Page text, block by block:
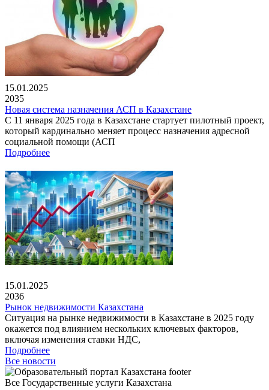
15.01.2025
2035
Новая система назначения АСП в Казахстане
С 11 января 2025 года в Казахстане стартует пилотный проект,
который кардинально меняет процесс назначения адресной
социальной помощи (АСП
Подробнее
15.01.2025
2036
Рынок недвижимости Казахстана
Ситуация на рынке недвижимости в Казахстане в 2025 году
окажется под влиянием нескольких ключевых факторов,
включая изменения ставки НДС,
Подробнее
Все новости
Все Государственные услуги Казахстана